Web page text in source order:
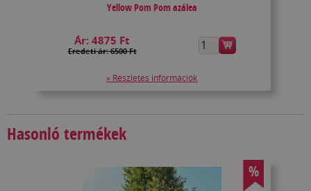
Yellow Pom Pom azálea
Ár:4875 Ft
Eredeti ár: 6500 Ft
» Részletes információk
Hasonló termékek
%